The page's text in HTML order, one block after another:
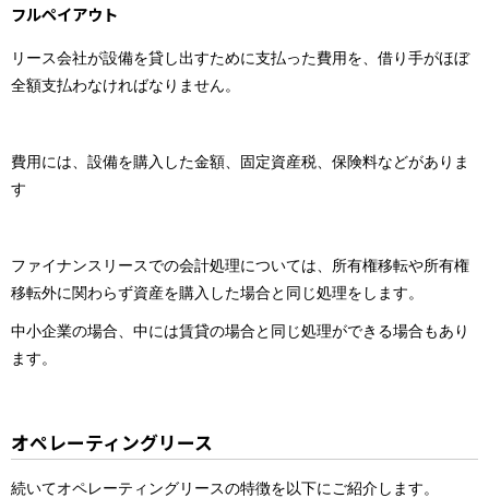
フルペイアウト
リース会社が設備を貸し出すために支払った費用を、借り手がほぼ
全額支払わなければなりません。
費用には、設備を購入した金額、固定資産税、保険料などがありま
す
ファイナンスリースでの会計処理については、所有権移転や所有権
移転外に関わらず資産を購入した場合と同じ処理をします。
中小企業の場合、中には賃貸の場合と同じ処理ができる場合もあり
ます。
オペレーティングリース
続いてオペレーティングリースの特徴を以下にご紹介します。